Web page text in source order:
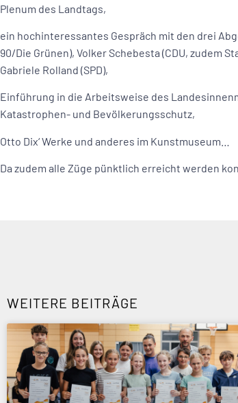
Plenum des Landtags,
ein hochinteressantes Gespräch mit den drei
90/Die Grünen), Volker Schebesta (CDU, zudem
Gabriele Rolland (SPD),
Einführung in die Arbeitsweise des
Katastrophen- und Bevölkerungsschutz,
Otto Dix‘ Werke und anderes im Kunstmuseum…
Da zudem alle Züge pünktlich erreicht werden
WEITERE BEITRÄGE